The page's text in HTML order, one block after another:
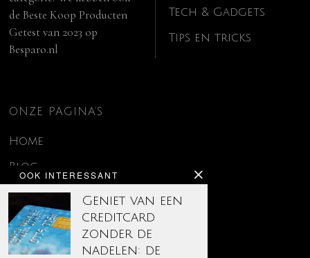
OOK INTERESSANT
Geniet van een
creditcard
zonder de
nadelen: de
deBeste Koop Producten
Getest van 2023 op
Besparo.nl
Tech & Gadgets
Tips en tricks
ONZE PAGINA’S
Home
Blog
Contact
Disclaimer
Over ons